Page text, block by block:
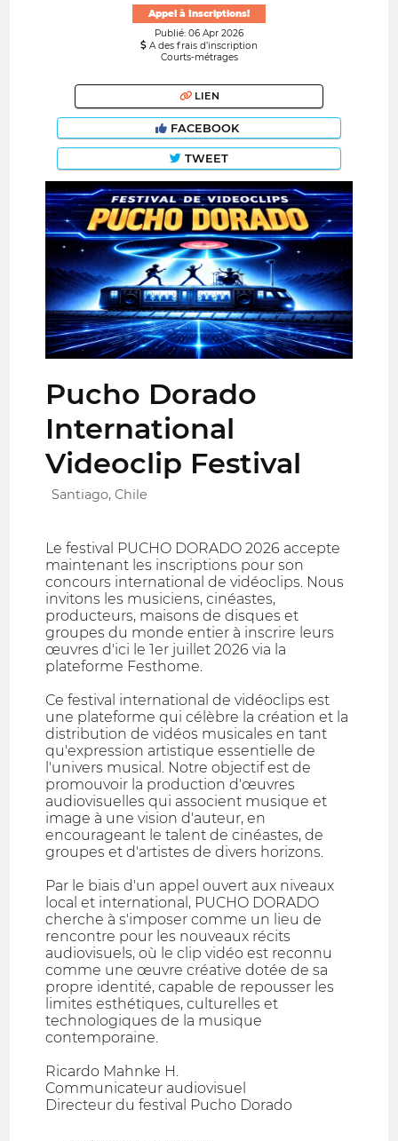
Appel à Inscriptions!
Publié: 06 Apr 2026
A des frais d’inscription
Courts-métrages
LIEN
FACEBOOK
TWEET
Pucho Dorado
International
Videoclip Festival
Santiago, Chile
Le festival PUCHO DORADO 2026 accepte
maintenant les inscriptions pour son
concours international de vidéoclips. Nous
invitons les musiciens, cinéastes,
producteurs, maisons de disques et
groupes du monde entier à inscrire leurs
œuvres d'ici le 1er juillet 2026 via la
plateforme Festhome.
Ce festival international de vidéoclips est
une plateforme qui célèbre la création et la
distribution de vidéos musicales en tant
qu'expression artistique essentielle de
l'univers musical. Notre objectif est de
promouvoir la production d'œuvres
audiovisuelles qui associent musique et
image à une vision d'auteur, en
encourageant le talent de cinéastes, de
groupes et d'artistes de divers horizons.
Par le biais d'un appel ouvert aux niveaux
local et international, PUCHO DORADO
cherche à s'imposer comme un lieu de
rencontre pour les nouveaux récits
audiovisuels, où le clip vidéo est reconnu
comme une œuvre créative dotée de sa
propre identité, capable de repousser les
limites esthétiques, culturelles et
technologiques de la musique
contemporaine.
Ricardo Mahnke H.
Communicateur audiovisuel
Directeur du festival Pucho Dorado